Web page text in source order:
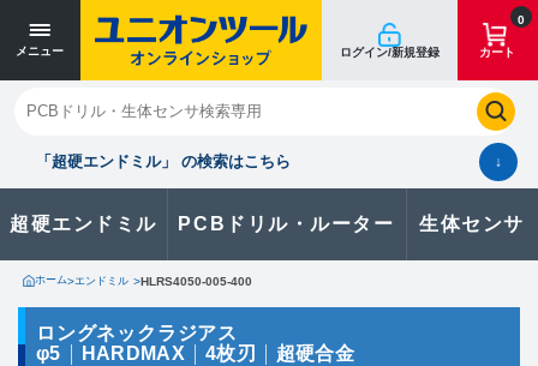
メニュー ログイン/新規登録
0
カート
「超硬エンドミル」 の検索はこちら ↓
超硬エンドミル PCBドリル・ルーター 生体センサ
閉じる
お気に入り クイックオーダー 購入履歴
製品に関するお問い合わせはこちら
お問い合わせ
ホーム>エンドミル >HLRS4050-005-400
ロングネックラジアス
φ5
HARDMAX 4枚刃 超硬合金
寸法単位 [mm]
寸法単位 [mm]